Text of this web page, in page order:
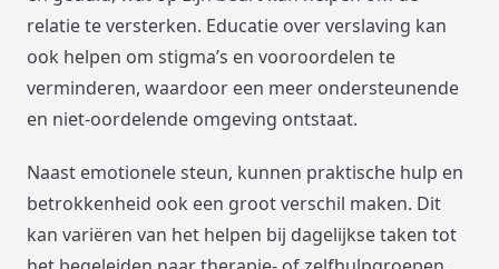
relatie te versterken. Educatie over verslaving kan
ook helpen om stigma’s en vooroordelen te
verminderen, waardoor een meer ondersteunende
en niet-oordelende omgeving ontstaat.
Naast emotionele steun, kunnen praktische hulp en
betrokkenheid ook een groot verschil maken. Dit
kan variëren van het helpen bij dagelijkse taken tot